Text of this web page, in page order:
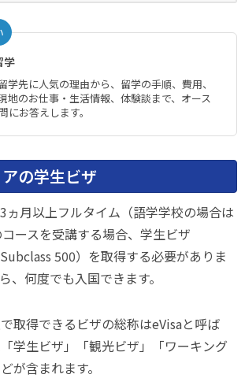
学
学先に人気の理由から、留学の手順、費用、
地のお仕事・生活情報、体験談まで、オース
にお答えします。
の学生ビザ
ヵ月以上フルタイム（語学学校の場合は
ースを受講する場合、学生ビザ
500）を取得する必要がありま
、何度でも入国できます。
取得できるビザの総称はeVisaと呼ば
学生ビザ」「観光ビザ」「ワーキング
が含まれます。